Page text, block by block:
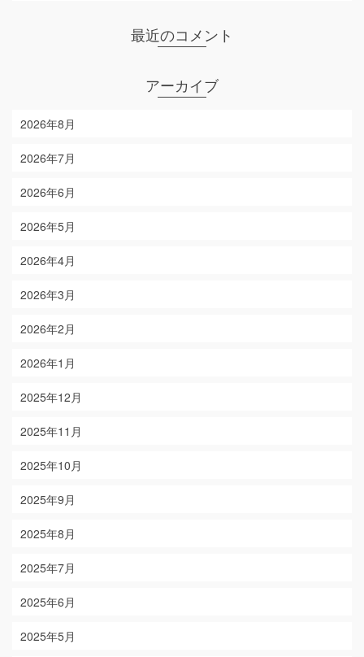
最近のコメント
アーカイブ
2026年8月
2026年7月
2026年6月
2026年5月
2026年4月
2026年3月
2026年2月
2026年1月
2025年12月
2025年11月
2025年10月
2025年9月
2025年8月
2025年7月
2025年6月
2025年5月